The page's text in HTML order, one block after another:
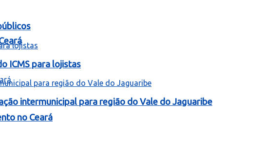
no Ceará
ICMS para lojistas
intermunicipal para região do Vale do Jaguaribe